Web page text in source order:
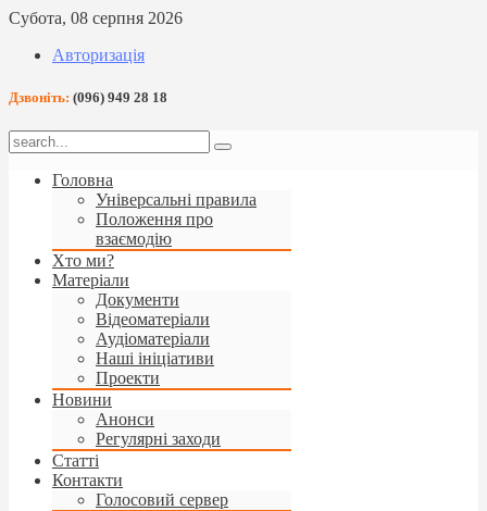
Субота, 08 серпня 2026
Авторизація
Дзвоніть: (096) 949 28 18
Головна
Універсальні правила
Положення про
взаємодію
Хто ми?
Матеріали
Документи
Відеоматеріали
Аудіоматеріали
Наші ініціативи
Проекти
Новини
Анонси
Регулярні заходи
Статті
Контакти
Голосовий сервер